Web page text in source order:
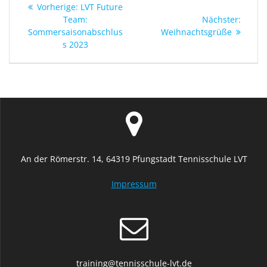
Vorherige: Vorheriger
Beitrag:
LVT Future
Team:
Sommersaisonabschlus
s 2023
Nächster:
Weihnachtsgrüße
An der Römerstr. 14, 64319 Pfungstadt Tennisschule LVT
Impressum
training@tennisschule-lvt.de